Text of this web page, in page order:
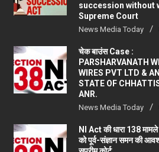
succession without
Supreme Court
News Media Today
चेक बाउंस Case :
PARSHARVANATH
WIRES PVT LTD &
STATE OF
ANR.
News Media Today
NI Act की धारा 138
को पूर्व-संज्ञान समन की